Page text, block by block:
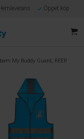
Öppet köp
My Buddy Guard, REER